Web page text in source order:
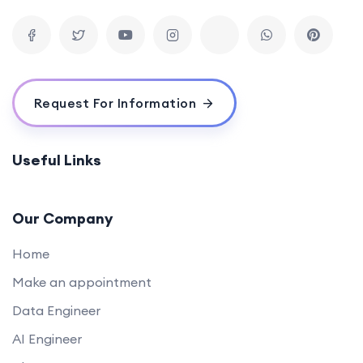
Request For Information
Useful Links
Our Company
Home
Make an appointment
Data Engineer
AI Engineer